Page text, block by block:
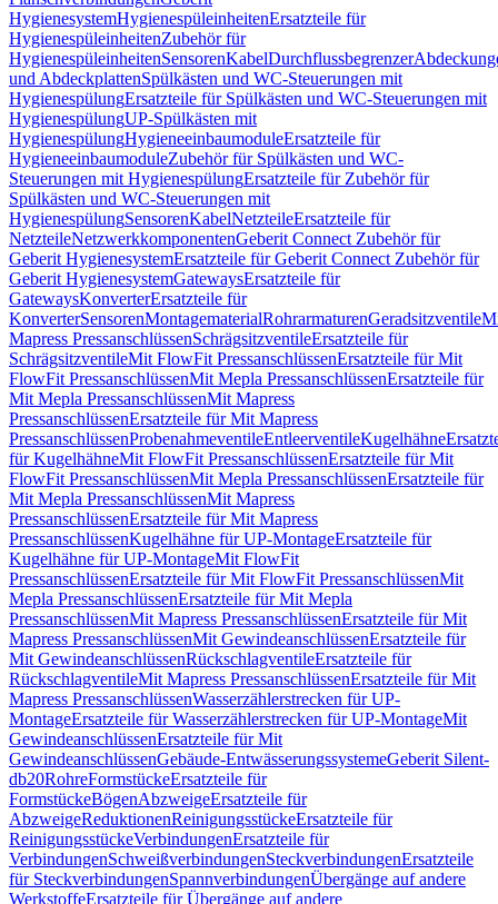
HygienesystemHygienespüleinheitenErsatzteile für
HygienespüleinheitenZubehör für
HygienespüleinheitenSensorenKabelDurchflussbegrenzer
und AbdeckplattenSpülkästen und WC-Steuerungen mit
HygienespülungErsatzteile für Spülkästen und WC-Steuerungen mit
HygienespülungUP-Spülkästen mit
HygienespülungHygieneeinbaumoduleErsatzteile für
HygieneeinbaumoduleZubehör für Spülkästen und WC-
Steuerungen mit HygienespülungErsatzteile für Zubehör für
Spülkästen und WC-Steuerungen mit
HygienespülungSensorenKabelNetzteileErsatzteile für
NetzteileNetzwerkkomponentenGeberit Connect Zubehör für
Geberit HygienesystemErsatzteile für Geberit Connect Zubehör für
Geberit HygienesystemGatewaysErsatzteile für
GatewaysKonverterErsatzteile für
KonverterSensorenMontagematerialRohrarmaturenGeradsitzventile
Mapress PressanschlüssenSchrägsitzventileErsatzteile für
SchrägsitzventileMit FlowFit PressanschlüssenErsatzteile für Mit
FlowFit PressanschlüssenMit Mepla PressanschlüssenErsatzteile für
Mit Mepla PressanschlüssenMit Mapress
PressanschlüssenErsatzteile für Mit Mapress
PressanschlüssenProbenahmeventileEntleerventileKugelhähne
für KugelhähneMit FlowFit PressanschlüssenErsatzteile für Mit
FlowFit PressanschlüssenMit Mepla PressanschlüssenErsatzteile für
Mit Mepla PressanschlüssenMit Mapress
PressanschlüssenErsatzteile für Mit Mapress
PressanschlüssenKugelhähne für UP-MontageErsatzteile für
Kugelhähne für UP-MontageMit FlowFit
PressanschlüssenErsatzteile für Mit FlowFit PressanschlüssenMit
Mepla PressanschlüssenErsatzteile für Mit Mepla
PressanschlüssenMit Mapress PressanschlüssenErsatzteile für Mit
Mapress PressanschlüssenMit GewindeanschlüssenErsatzteile für
Mit GewindeanschlüssenRückschlagventileErsatzteile für
RückschlagventileMit Mapress PressanschlüssenErsatzteile für Mit
Mapress PressanschlüssenWasserzählerstrecken für UP-
MontageErsatzteile für Wasserzählerstrecken für UP-MontageMit
GewindeanschlüssenErsatzteile für Mit
GewindeanschlüssenGebäude-EntwässerungssystemeGeberit Silent-
db20RohreFormstückeErsatzteile für
FormstückeBögenAbzweigeErsatzteile für
AbzweigeReduktionenReinigungsstückeErsatzteile für
ReinigungsstückeVerbindungenErsatzteile für
VerbindungenSchweißverbindungenSteckverbindungenErsatzteile
für SteckverbindungenSpannverbindungenÜbergänge auf andere
WerkstoffeErsatzteile für Übergänge auf andere